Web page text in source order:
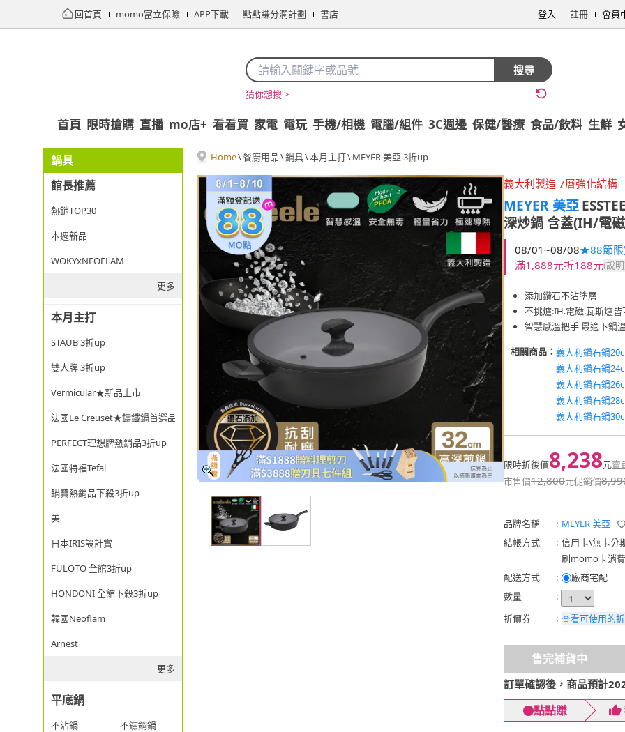
回首頁 momo富立保險 APP下載 點點賺分潤計劃 書店 登入 註冊 會員
搜尋
猜你想搜 >
首頁 限時搶購 直播 mo店+ 看看買 家電 電玩 手機/相機 電腦/組件 3C週邊 保健/醫療 食品/飲料 生鮮
鍋具
館長推薦
熱銷TOP30
本週新品
WOKYxNEOFLAM
更多
本月主打
STAUB 3折up
雙人牌 3折up
Vermicular★新品上市
法國Le Creuset★鑄鐵鍋首選品牌
PERFECT理想牌熱銷品3折up
法國特福Tefal
鍋寶熱銷品下殺3折up
美
日本IRIS設計賞
FULOTO 全館3折up
HONDONI 全館下殺3折up
韓國Neoflam
Arnest
更多
平底鍋
不沾鍋
不鏽鋼鍋
Home\餐廚用品\鍋具\本月主打\MEYER 美亞 3折up
義大利製造 7層強化結構
MEYER 美亞
深炒鍋 含蓋(IH/電
08/01~08/08★88節
滿1,888元折188元(說
添加鑽石不沾塗層
不挑爐:IH.電磁.瓦斯爐皆
智慧感溫把手 最適下鍋
相關商品： 義大利鑽石鍋
義大利鑽石鍋
義大利鑽石鍋
義大利鑽石鍋
義大利鑽石鍋
限時折後價8,238元賣
市售價12,800元促銷價
品牌名稱 : MEYER 美亞
結帳方式
: 信用卡\無卡分
刷momo卡消
配送方式
:
廠商宅配
數量
:
折價券
: 查看可使用的
售完補貨中
訂單確認後，商品預計
點點賺